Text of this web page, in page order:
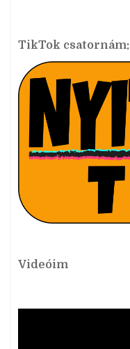
TikTok csatornám:
Videóim